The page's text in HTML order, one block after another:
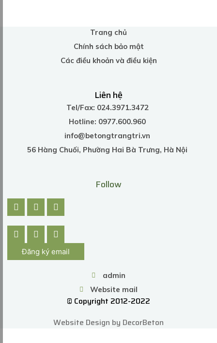
Trang chủ
Chính sách bảo mật
Các điều khoản và điều kiện
Liên hệ
Tel/Fax: 024.3971.3472
Hotline: 0977.600.960
info@betongtrangtri.vn
56 Hàng Chuối, Phường Hai Bà Trưng, Hà Nội
Follow
Đăng ký email
admin
Website mail
© Copyright 2012-2022
Website Design by DecorBeton